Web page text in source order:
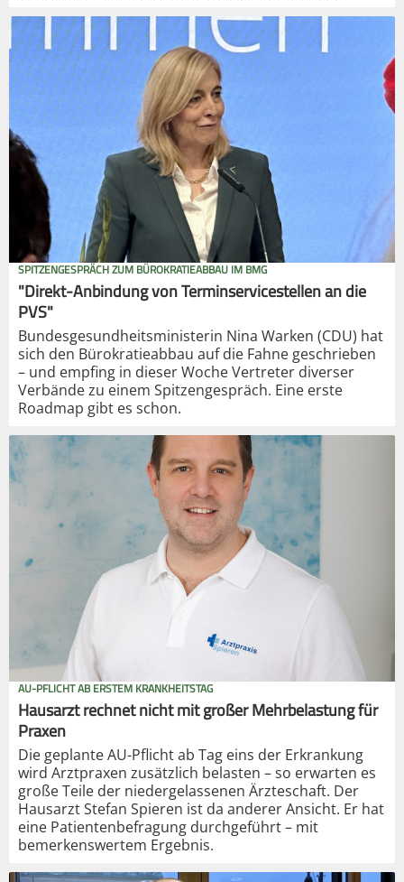
SPITZENGESPRÄCH ZUM BÜROKRATIEABBAU IM BMG
"Direkt-Anbindung von Terminservicestellen an die
PVS"
Bundesgesundheitsministerin Nina Warken (CDU) hat
sich den Bürokratieabbau auf die Fahne geschrieben
– und empfing in dieser Woche Vertreter diverser
Verbände zu einem Spitzengespräch. Eine erste
Roadmap gibt es schon.
AU-PFLICHT AB ERSTEM KRANKHEITSTAG
Hausarzt rechnet nicht mit großer Mehrbelastung für
Praxen
Die geplante AU-Pflicht ab Tag eins der Erkrankung
wird Arztpraxen zusätzlich belasten – so erwarten es
große Teile der niedergelassenen Ärzteschaft. Der
Hausarzt Stefan Spieren ist da anderer Ansicht. Er hat
eine Patientenbefragung durchgeführt – mit
bemerkenswertem Ergebnis.